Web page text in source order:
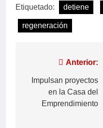
Etiquetado: detiene
regeneración
Anterior:
Impulsan proyectos
en la Casa del
Emprendimiento